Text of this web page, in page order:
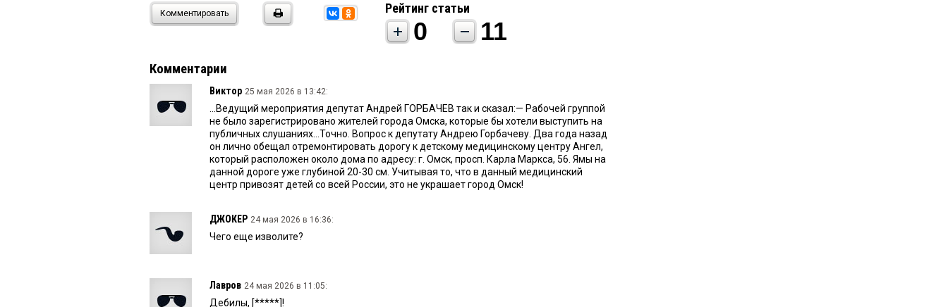
Комментировать Рейтинг статьи
0 11
Комментарии
Виктор 25 мая 2026 в 13:42:
...Ведущий мероприятия депутат Андрей ГОРБАЧЕВ так и сказал:— Рабочей группой
не было зарегистрировано жителей города Омска, которые бы хотели выступить на
публичных слушаниях...Точно. Вопрос к депутату Андрею Горбачеву. Два года назад
он лично обещал отремонтировать дорогу к детскому медицинскому центру Ангел,
который расположен около дома по адресу: г. Омск, просп. Карла Маркса, 56. Ямы на
данной дороге уже глубиной 20-30 см. Учитывая то, что в данный медицинский
центр привозят детей со всей России, это не украшает город Омск!
ДЖОКЕР 24 мая 2026 в 16:36:
Чего еще изволите?
Лавров 24 мая 2026 в 11:05:
Дебилы, [*****]!